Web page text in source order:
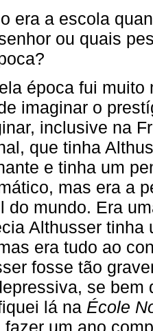
era a escola
ou quais
época fui
imaginar o
inclusive na
que tinha
e tinha um
mas era a
do mundo. Era
Althusser tinha
era tudo ao
fosse tão
se bem
lá na École
fazer um ano